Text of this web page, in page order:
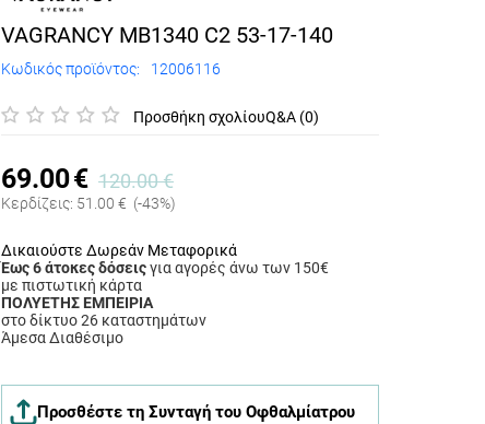
VAGRANCY MB1340 C2 53-17-140
Κωδικός προϊόντος: 12006116
Προσθήκη σχολίουQ&A (0)
69.00€ 120.00€
Κερδίζεις: 51.00 € (-43%)
Δικαιούστε Δωρεάν Μεταφορικά
Έως 6 άτοκες δόσειςγια αγορές άνω των 150€
με πιστωτική κάρτα
ΠΟΛΥΕΤΗΣ ΕΜΠΕΙΡΙΑ
στο δίκτυο 26 καταστημάτων
Άμεσα Διαθέσιμο
Προσθέστε τη Συνταγή του Οφθαλμίατρου